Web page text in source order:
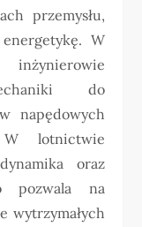
przemysłu,
W
inżynierowie
do
napędowych
W lotnictwie
oraz
pozwala na
wytrzymałych